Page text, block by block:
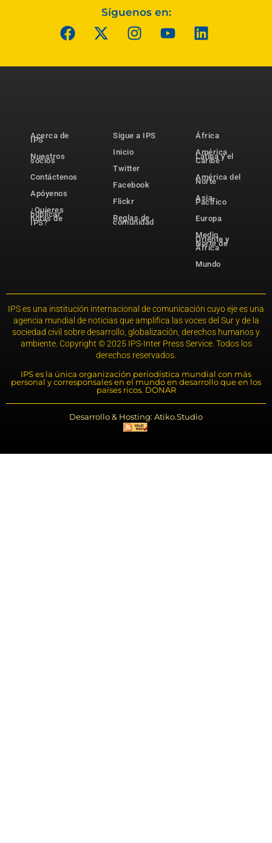
Síguenos en:
Acerca de
IPS
Nuestros
socios
Contáctenos
Apóyenos
¿Quieres
publicar
notas de
IPS?
Sigue a IPS
Inicio
Twitter
Facebook
Flickr
Reglas de
comunidad
África
América
Latina y el
Caribe
América del
Norte
Asia-
Pacífico
Europa
Medio
Oriente y
Norte de
África
Mundo
IPS es una institución internacional de comunicación cuyo eje es una
agencia mundial de noticias que amplifica las voces del Sur y de la
sociedad civil sobre desarrollo, globalización, derechos humanos y
ambiente. Copyright © 2025 IPS-Inter Press Service. Todos los
derechos reservados.
IPS es la única organización periodística mundial con más
personal y corresponsales en el mundo en desarrollo que en los
países ricos. DONAR
Desarrollo & Hosting: Atiko.Studio